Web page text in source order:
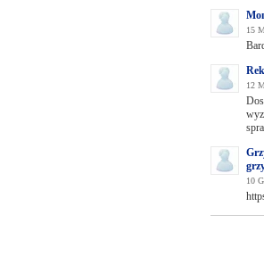
15
12
10